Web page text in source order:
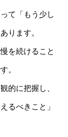
て「もう少し
ります。
を続けること
。
的に把握し、
るべきこと」